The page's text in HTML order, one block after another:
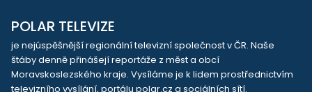
POLAR TELEVIZE
je nejúspěšnější regionální televizní společnost v ČR. Naše
štáby denně přinášejí reportáže z měst a obcí
Moravskoslezského kraje. Vysíláme je k lidem prostřednictvím
televizního vysílání, portálu polar.cz a sociálních sítí.